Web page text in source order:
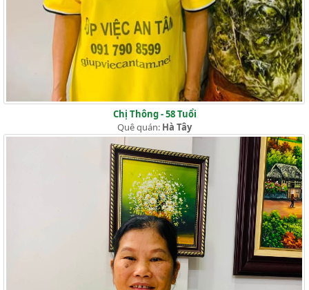
Chị Thông - 58 Tuổi
Quê quán: Hà Tây